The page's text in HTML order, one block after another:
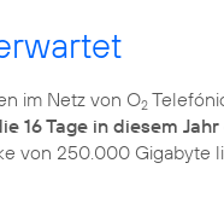
im Netz von O2
16 Tage in diesem
von 250.000 Gigabyte